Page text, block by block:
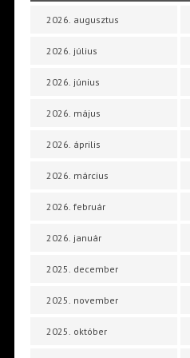
2026. augusztus
2026. július
2026. június
2026. május
2026. április
2026. március
2026. február
2026. január
2025. december
2025. november
2025. október